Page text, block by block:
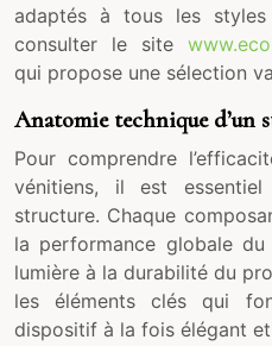
adaptés à tous les
consulter le site
qui propose une sélection
Anatomie technique
Pour comprendre
vénitiens, il est
structure. Chaque
la performance globale
lumière à la durabilité du
les éléments clés qui
dispositif à la fois élégant